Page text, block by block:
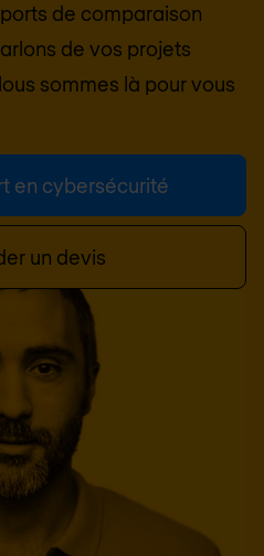
de comparaison
de vos projets
sommes là pour vous
en cybersécurité
un devis